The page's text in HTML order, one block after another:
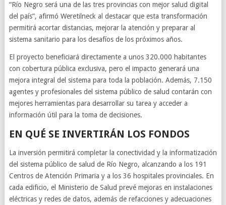
“Río Negro será una de las tres provincias con mejor salud digital
del país”, afirmó Weretilneck al destacar que esta transformación
permitirá acortar distancias, mejorar la atención y preparar al
sistema sanitario para los desafíos de los próximos años.
El proyecto beneficiará directamente a unos 320.000 habitantes
con cobertura pública exclusiva, pero el impacto generará una
mejora integral del sistema para toda la población. Además, 7.150
agentes y profesionales del sistema público de salud contarán con
mejores herramientas para desarrollar su tarea y acceder a
información útil para la toma de decisiones.
EN QUÉ SE INVERTIRÁN LOS FONDOS
La inversión permitirá completar la conectividad y la informatización
del sistema público de salud de Río Negro, alcanzando a los 191
Centros de Atención Primaria y a los 36 hospitales provinciales. En
cada edificio, el Ministerio de Salud prevé mejoras en instalaciones
eléctricas y redes de datos, además de refacciones y adecuaciones